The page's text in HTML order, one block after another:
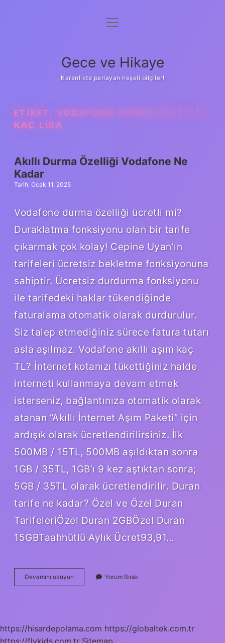
Anasayfa
Yasal Uyarı
menüyü
Gece ve Hikaye
Karanlıkta parlayan neşeli bilgiler!
ETIKET: VODAFONE DURMA ÖZELLIĞI
KAÇ LIRA
Akıllı Durma Özelliği Vodafone Ne
Kadar
Tarih: Ocak 11, 2025
Vodafone durma özelliği ücretli mi?
Duraklatma fonksiyonu olan bir tarife
çıkarmak çok kolay! Cepine Uyan’ın
tarifeleri ücretsiz bekletme fonksiyonuna
sahiptir. Ücretsiz durdurma fonksiyonu
ile tarifedeki haklar tükendiğinde
faturalama otomatik olarak durdurulur.
Siz talep etmediğiniz sürece fatura tutarı
asla aşılmaz. Vodafone akıllı aşım kaç
TL? İnternet kotanızı tükettiğiniz halde
interneti kullanmaya devam etmek
isterseniz, bağlantınıza otomatik olarak
atanan “Akıllı İnternet Aşım Paketi” için
ardışık olarak ücretlendirilirsiniz. İlk
500MB / 15TL, 500MB aşıldıktan sonra
1GB / 35TL, 1GB’ı 9 kez aştıktan sonra;
5GB / 35TL olarak ücretlendirilir. Duran
tarife ne kadar? Özel ve Özel Duran
TarifeleriÖzel Duran 2GBÖzel Duran
15GBTaahhütlü Aylık Ücret93,91…
Devamını okuyun
Durma
Yorum Bırak
https://hisardepolama.com https://globaltek.com.tr
https://flykids.com.tr Sitemap